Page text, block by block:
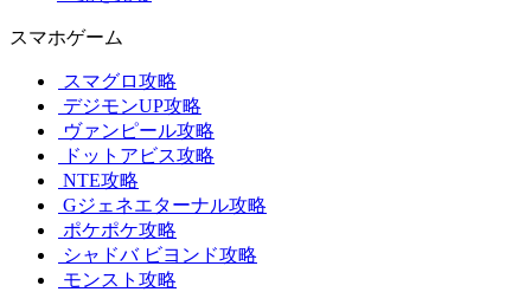
スマホゲーム
スマグロ攻略
デジモンUP攻略
ヴァンピール攻略
ドットアビス攻略
NTE攻略
Gジェネエターナル攻略
ポケポケ攻略
シャドバ ビヨンド攻略
モンスト攻略